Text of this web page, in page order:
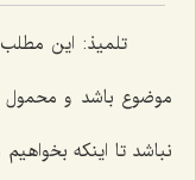
تلمیذ: این
موضوع باشد و محمول
نباشد تا اینکه